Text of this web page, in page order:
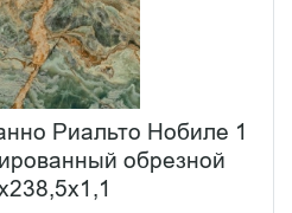
Риальто Нобиле 1
обрезной